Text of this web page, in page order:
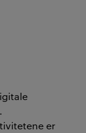
er